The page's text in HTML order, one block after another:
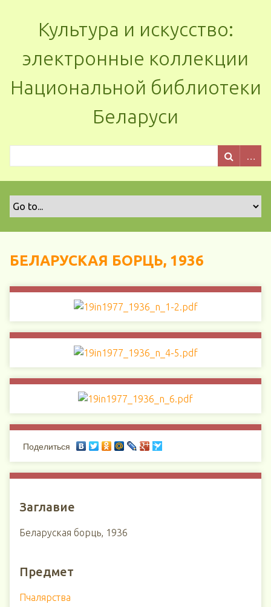
Культура и искусство:
электронные коллекции
Национальной библиотеки
Беларуси
БЕЛАРУСКАЯ БОРЦЬ, 1936
Поделиться
Заглавие
Беларуская борць, 1936
Предмет
Пчалярства